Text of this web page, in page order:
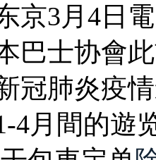
京3月4日
巴士协會
冠肺炎疫
4月間的遊